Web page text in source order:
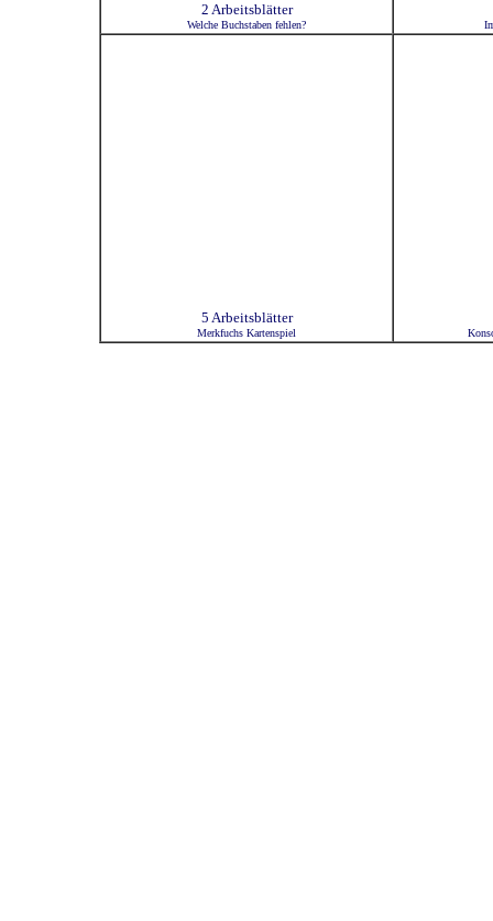
2 Arbeitsblätter
Welche Buchstaben fehlen?
5 Arbeitsblätter
Merkfuchs Kartenspiel